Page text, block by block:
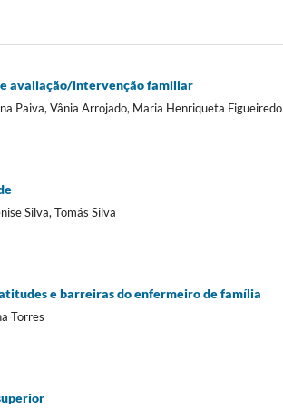
avaliação/intervenção familiar
Paiva, Vânia Arrojado, Maria Henriqueta Figueiredo
Silva, Tomás Silva
e barreiras do enfermeiro de família
Torres